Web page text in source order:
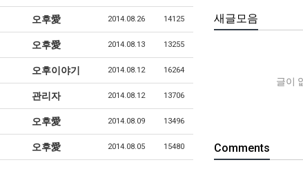
오후愛 2014.08.26 14125
오후愛 2014.08.13 13255
오후이야기 2014.08.12 16264
관리자 2014.08.12 13706
오후愛 2014.08.09 13496
오후愛 2014.08.05 15480
새글모음
글이
Comments